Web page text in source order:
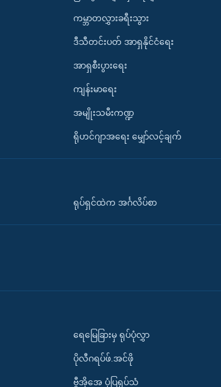
ကမ္ဘာတလွှားခရီးသွား
ဒီသီတင်းပတ် အာရှနိုင်ငံရေး
အာရှစီးပွားရေး
ကျန်းမာရေး
အမျိုးသမီးကဏ္ဍ
ရိုဟင်ဂျာအရေး မျှော်လင့်ချက်
ရုပ်ရှင်ထဲက အင်္ဂလိပ်စာ
ရေမြေခြားမှ ရုပ်ပုံလွှာ
ပိုလီဂရပ်ဖ်.အင်ဖို
ဗွီအိုအေ ပုံပြရုပ်သံ